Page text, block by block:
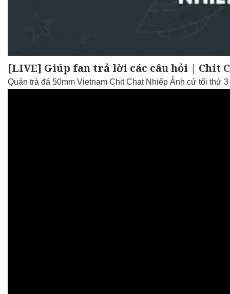
[LIVE] Giúp fan trả lời các câu hỏi | Chit
Quán trà đá 50mm Vietnam Chit Chat Nhiếp Ảnh cứ tối thứ